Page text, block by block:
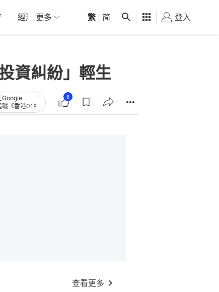
經濟 01深圳 觀點 健康 好食玩飛
更多 繁 简 登入
資糾紛」輕生
Google
蹤《香港01》
6
查看更多